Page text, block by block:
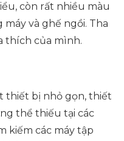
còn rất nhiều màu
và ghế ngồi. Tha
thích của mình.
thiết bị nhỏ gọn, thiết
thể thiếu tại các
kiếm các máy tập